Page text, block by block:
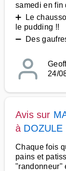
samedi en fin
➕ Le
le pudding !!
➖ Des
24/
Avis sur
à DOZULE
Chaque fois
pains et
"randonneur"